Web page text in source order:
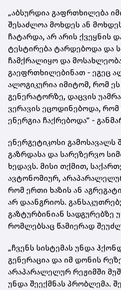
„აბსურდია გაფრთხილება
შესაძლოა მოხდეს ან
ჩატარდა, არ არის ქვეყნის
ტესტირება ტარდებოდა და
ჩამქრალიყო და
გაეფრთხილებინათ - ეგეც
ალოგიკურია იმიტომ, რომ
გენერატორზე, დაცვის
ვერავის ეცოდინებოდა,
ენერგია ჩაქრებოდა“ -
ენერგეტიკოსი გამოსავალს
გაზრდასა და სარეზერვო
ხედავს. მისი თქმით,
ავტონომიურ,
რომ ერთი ხაზის ან
არ დაანგრიოს.
გაზტურბინიან სადგურებზე
რომლებსაც წამიერად
„ჩვენს სისტემას უნდა
გენერაცია და იმ დონის
არაპარალელურ რეჟიმში
უნდა შეექმნას პრობლემა.